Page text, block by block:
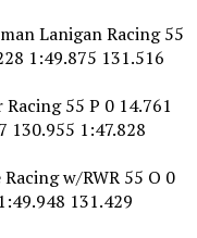
Lanigan Racing 55
1:49.875 131.516
55 P 0 14.761
130.955 1:47.828
w/RWR 55 O 0
131.429